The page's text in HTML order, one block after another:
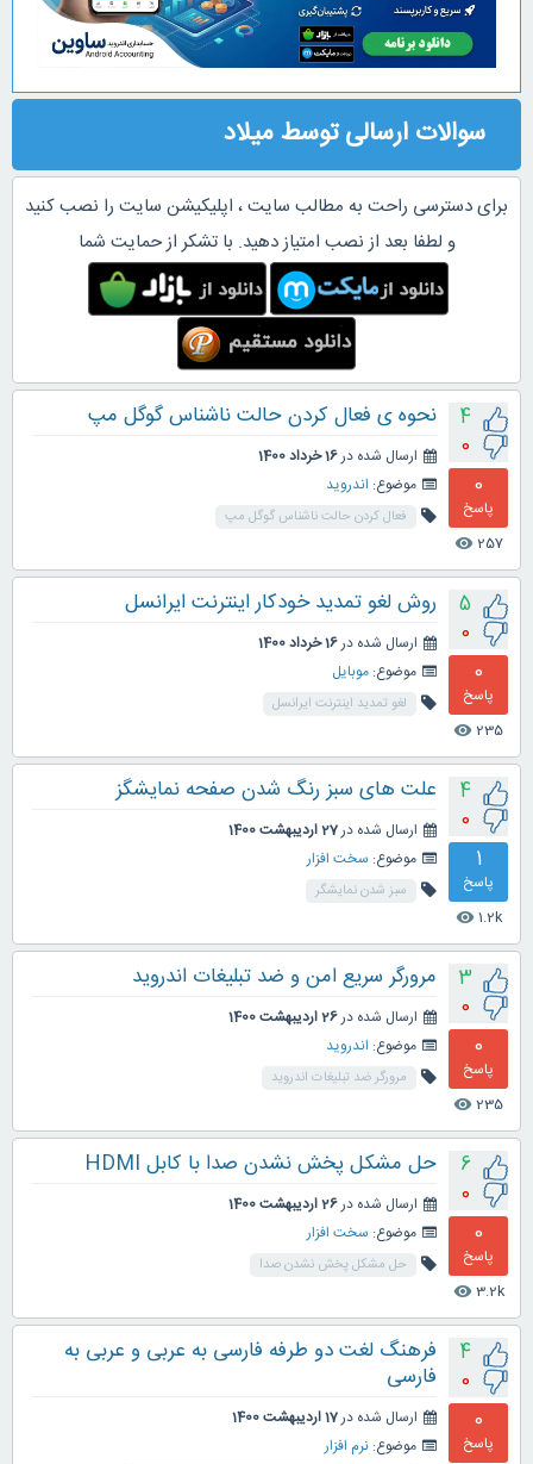
سوالات ارسالی توسط میلاد
برای دسترسی راحت به مطالب سایت ، اپلیکیشن سایت را نصب کنید
و لطفا بعد از نصب امتیاز دهید. با تشکر از حمایت شما
4
0
0
پاسخ
257
visibility
نحوه ی فعال کردن حالت ناشناس گوگل مپ
ارسال شده در16 خرداد 1400
موضوع: اندروید
فعال کردن حالت ناشناس گوگل مپ
5
0
0
پاسخ
235
visibility
روش لغو تمدید خودکار اینترنت ایرانسل
ارسال شده در16 خرداد 1400
موضوع: موبایل
لغو تمدید اینترنت ایرانسل
4
0
1
پاسخ
1.2k
visibility
علت های سبز رنگ شدن صفحه نمایشگز
ارسال شده در27 اردیبهشت 1400
موضوع: سخت افزار
سبز شدن نمایشگر
3
0
0
پاسخ
235
visibility
مرورگر سریع امن و ضد تبلیغات اندروید
ارسال شده در26 اردیبهشت 1400
موضوع: اندروید
مرورگر ضد تبلیغات اندروید
6
0
0
پاسخ
3.2k
visibility
حل مشکل پخش نشدن صدا با کابل HDMI
ارسال شده در26 اردیبهشت 1400
موضوع: سخت افزار
حل مشکل پخش نشدن صدا
4
0
0
پاسخ
فرهنگ لغت دو طرفه فارسی به عربی و عربی به
فارسی
ارسال شده در17 اردیبهشت 1400
موضوع: نرم افزار